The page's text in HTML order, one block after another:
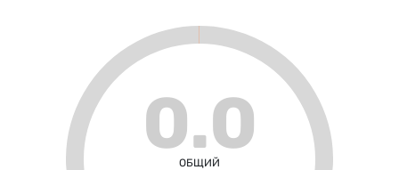
0.0
ОБЩИЙ